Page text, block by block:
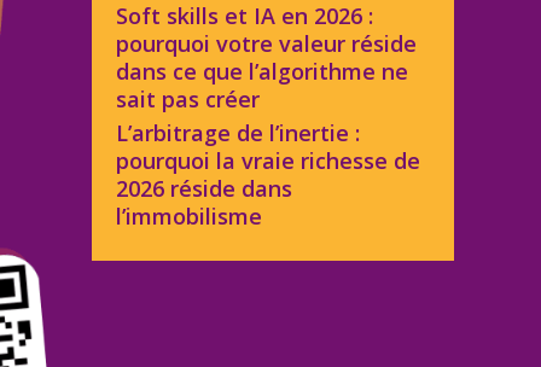
Soft skills et IA en 2026 :
pourquoi votre valeur réside
dans ce que l’algorithme ne
sait pas créer
L’arbitrage de l’inertie :
pourquoi la vraie richesse de
2026 réside dans
l’immobilisme